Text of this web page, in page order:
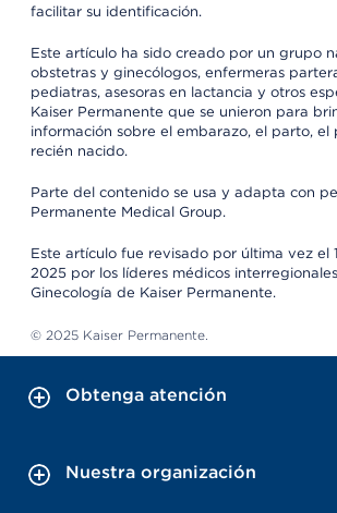
facilitar su identificación.
Este artículo ha sido creado por un grupo
obstetras y ginecólogos, enfermeras
pediatras, asesoras en lactancia y otros
Kaiser Permanente que se unieron para
información sobre el embarazo, el parto, el
recién nacido.
Parte del contenido se usa y adapta con
Permanente Medical Group.
Este artículo fue revisado por última vez el
2025 por los líderes médicos
Ginecología de Kaiser Permanente.
© 2025 Kaiser Permanente.
Obtenga atención
Nuestra organización